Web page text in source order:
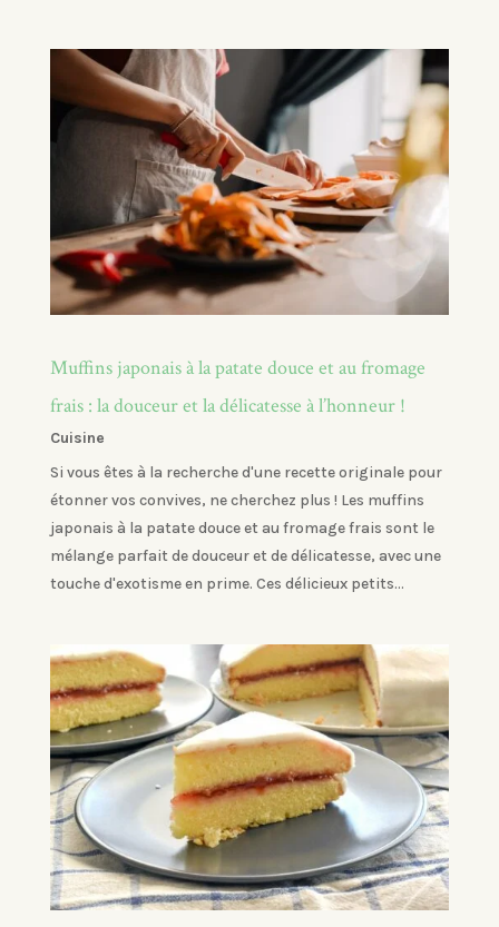
Muffins japonais à la patate douce et au fromage
frais : la douceur et la délicatesse à l’honneur !
Cuisine
Si vous êtes à la recherche d'une recette originale pour
étonner vos convives, ne cherchez plus ! Les muffins
japonais à la patate douce et au fromage frais sont le
mélange parfait de douceur et de délicatesse, avec une
touche d'exotisme en prime. Ces délicieux petits...